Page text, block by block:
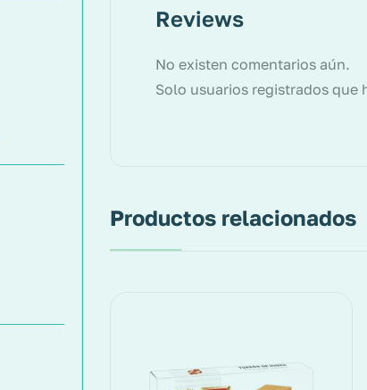
Reviews
No existen comentarios aún.
Solo usuarios registrados
Productos relacionados